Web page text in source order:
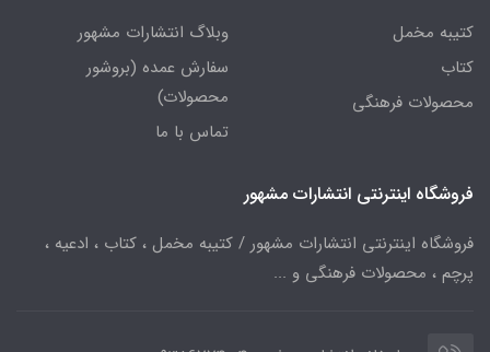
کتیبه مخمل
کتاب
محصولات فرهنگی
وبلاگ انتشارات مشهور
سفارش عمده (بروشور
محصولات)
تماس با ما
فروشگاه اینترنتی انتشارات مشهور
فروشگاه اینترنتی انتشارات مشهور / کتیبه مخمل ، کتاب ، ادعیه ،
پرچم ، محصولات فرهنگی و ...